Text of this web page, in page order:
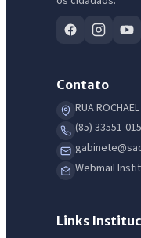
Contato
RUA
(85) 33551-015
Webmail
Links